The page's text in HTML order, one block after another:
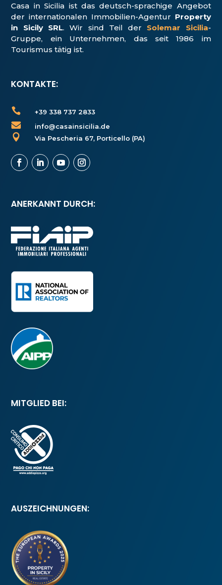
Casa in Sicilia ist das deutsch-sprachige Angebot
der internationalen Immobilien-Agentur Property
in Sicily SRL. Wir sind Teil der Solemar Sicilia-
Gruppe, ein Unter­nehmen, das seit 1986 im
Tourismus tätig ist.
KONTAKTE:
 +39 338 737 2833
 info@casainsicilia.de
 Via Pescheria 67, Porticello (PA)
ANERKANNT DURCH:
MITGLIED BEI:
AUSZEICHNUNGEN: